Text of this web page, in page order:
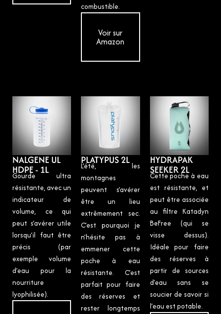
combustible.
Voir sur
Amazon
NALGENE UL
HDPE - 1L
Gourde ultra
résistante, avec un
indicateur de
volume, ce qui
peut s’avérer utile
lorsqu’il faut être
précis (par
exemple volume
d’eau pour la
nourriture
lyophilisée).
PLATYPUS 2L
L’été, les
montagnes
peuvent s’avérer
être un lieu
extrêmement sec.
C’est pourquoi je
n’hésite pas à
emmener cette
poche à eau
résistante. C’est
parfait pour faire
des réserves et
rester longtemps
HYDRAPAK
SEEKER 2L
Cette poche à eau
est résistante, et
peut être associée
au filtre Katadyn
BeFree (qui se
visse dessus).
Idéale pour faire
des réserves à
partir de sources
d’eau sans se
soucier de savoir si
l’eau est potable.